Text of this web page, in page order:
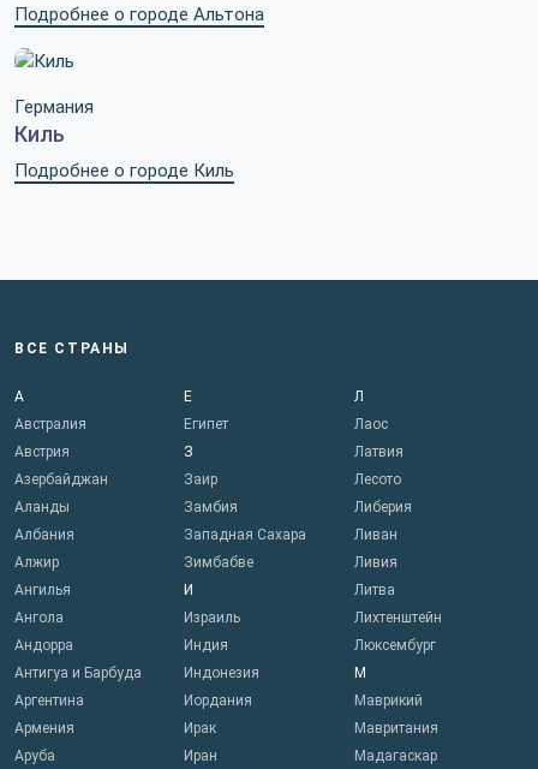
Подробнее о городе Альтона
Германия
Киль
Подробнее о городе Киль
ВСЕ СТРАНЫ
А
Австралия
Австрия
Азербайджан
Аланды
Албания
Алжир
Ангилья
Ангола
Андорра
Антигуа и Барбуда
Аргентина
Армения
Аруба
Е
Египет
З
Заир
Замбия
Западная Сахара
Зимбабве
И
Израиль
Индия
Индонезия
Иордания
Ирак
Иран
Л
Лаос
Латвия
Лесото
Либерия
Ливан
Ливия
Литва
Лихтенштейн
Люксембург
М
Маврикий
Мавритания
Мадагаскар